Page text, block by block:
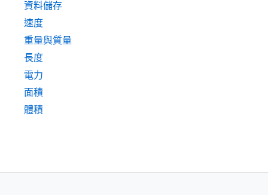
資料儲存
速度
重量與質量
長度
電力
面積
體積